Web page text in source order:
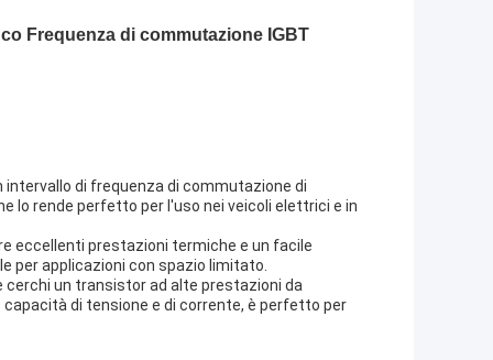
Frequenza di commutazione IGBT
intervallo di frequenza di commutazione di
lo rende perfetto per l'uso nei veicoli elettrici e in
eccellenti prestazioni termiche e un facile
per applicazioni con spazio limitato.
cerchi un transistor ad alte prestazioni da
capacità di tensione e di corrente, è perfetto per